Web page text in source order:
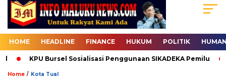
HOME HEADLINE FINANCE HUKUM POLITIK
KPU Bursel Sosialisasi Penggunaan SIKADEKA Pemilu
Home / Kota Tual